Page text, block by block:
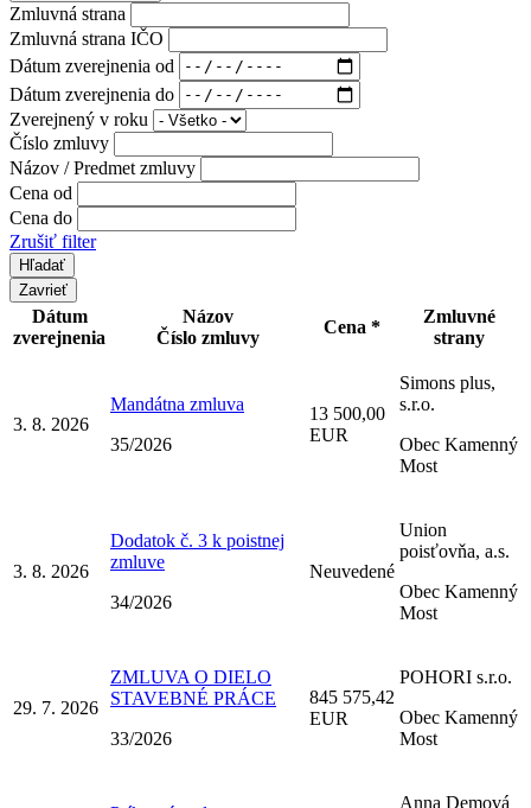
Zmluvná strana
Zmluvná strana IČO
Dátum zverejnenia od
Dátum zverejnenia do
Zverejnený v roku
Číslo zmluvy
Názov / Predmet zmluvy
Cena od
Cena do
Zrušiť filter
Zavrieť
Dátum
zverejnenia
Názov
Číslo zmluvy
Cena *
Zmluvné
strany
3. 8. 2026
Mandátna zmluva
35/2026
13 500,00
EUR
Simons plus,
s.r.o.
Obec Kamenný
Most
3. 8. 2026
Dodatok č. 3 k poistnej
zmluve
34/2026
Neuvedené
Union
poisťovňa, a.s.
Obec Kamenný
Most
29. 7. 2026
ZMLUVA O DIELO
STAVEBNÉ PRÁCE
33/2026
845 575,42
EUR
POHORI s.r.o.
Obec Kamenný
Most
Anna Demová